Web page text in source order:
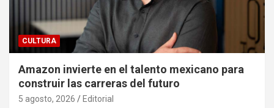
CULTURA
Amazon invierte en el talento mexicano para
construir las carreras del futuro
5 agosto, 2026 Editorial